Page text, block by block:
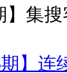
】集
期】